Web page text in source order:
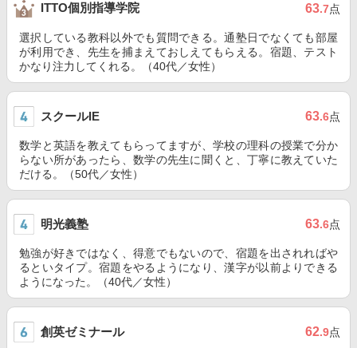
ITTO個別指導学院 63.7点
選択している教科以外でも質問できる。通塾日でなくても部屋
が利用でき、先生を捕まえておしえてもらえる。宿題、テスト
かなり注力してくれる。（40代／女性）
スクールIE 63.6点
数学と英語を教えてもらってますが、学校の理科の授業で分か
らない所があったら、数学の先生に聞くと、丁寧に教えていた
だける。（50代／女性）
明光義塾 63.6点
勉強が好きではなく、得意でもないので、宿題を出されればや
るといタイプ。宿題をやるようになり、漢字が以前よりできる
ようになった。（40代／女性）
創英ゼミナール 62.9点